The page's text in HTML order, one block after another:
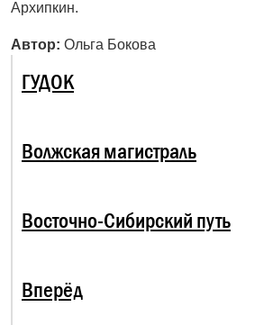
Архипкин.
Автор: Ольга Бокова
ГУДОК
Волжская магистраль
Восточно-Сибирский путь
Вперёд